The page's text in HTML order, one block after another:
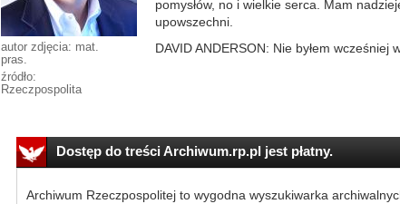
autor zdjęcia: mat.
pras.
źródło:
Rzeczpospolita
pomysłów, no i wielkie serca. Mam
upowszechni.
DAVID ANDERSON: Nie byłem wcześniej
Dostęp do treści Archiwum.rp.pl jest płatny.
Archiwum Rzeczpospolitej to wygodna wyszukiwarka